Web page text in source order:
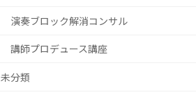
演奏ブロック解消コンサル
講師プロデュース講座
未分類